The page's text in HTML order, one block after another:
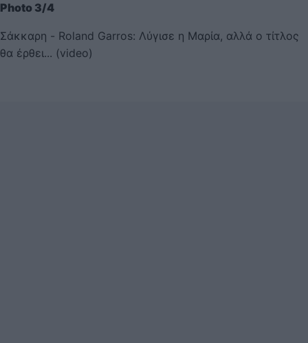
Photo 3/4
Σάκκαρη - Roland Garros: Λύγισε η Μαρία, αλλά ο τίτλος
θα έρθει... (video)